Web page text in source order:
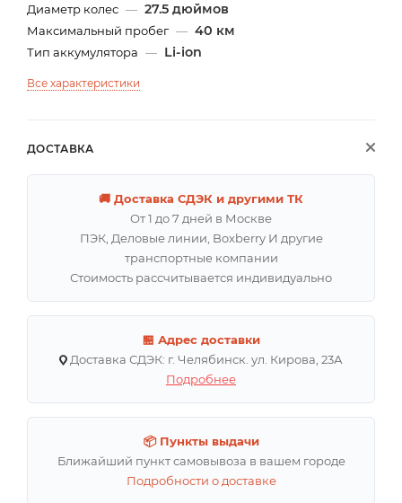
Диаметр колес — 27.5 дюймов
Максимальный пробег — 40 км
Тип аккумулятора — Li-ion
Все характеристики
ДОСТАВКА
🚚 Доставка СДЭК и другими ТК
От 1 до 7 дней в Москве
ПЭК, Деловые линии, Boxberry И другие
транспортные компании
Стоимость рассчитывается индивидуально
🏪 Адрес доставки
Доставка СДЭК: г. Челябинск. ул. Кирова, 23А
Подробнее
📦 Пункты выдачи
Ближайший пункт самовывоза в вашем городе
Подробности о доставке